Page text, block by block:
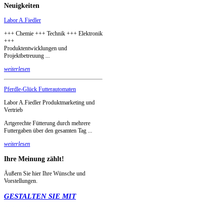
Neuigkeiten
Labor A.Fiedler
+++ Chemie +++ Technik +++ Elektronik
+++
Produktentwicklungen und
Projektbetreuung ...
weiterlesen
Pferdle-Glück Futterautomaten
Labor A.Fiedler Produktmarketing und
Vertrieb
Artgerechte Fütterung durch mehrere
Futtergaben über den gesamten Tag ...
weiterlesen
Ihre Meinung zählt!
Äußern Sie hier Ihre Wünsche und
Vorstellungen.
GESTALTEN SIE MIT